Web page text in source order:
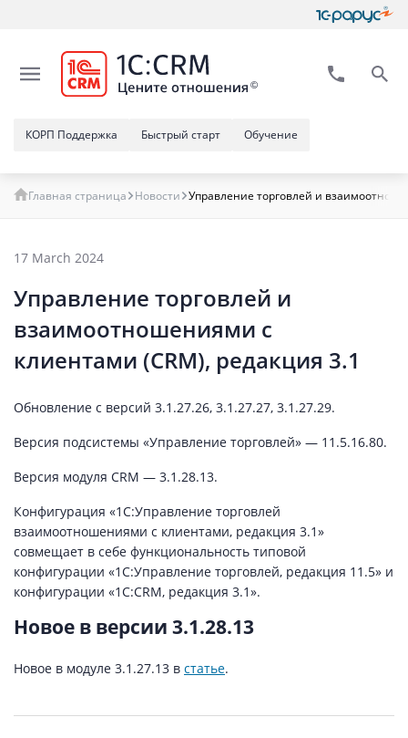
Обучение
Быстрый старт
КОРП Поддержка
Главная страница Новости Управление торговлей и
17 March 2024
Управление торговлей и
взаимоотношениями с
клиентами (CRM), редакция 3.1
Обновление с версий 3.1.27.26, 3.1.27.27, 3.1.27.29.
Версия подсистемы «Управление торговлей» — 11.5.16.80.
Версия модуля CRM — 3.1.28.13.
Конфигурация «1С:Управление торговлей
взаимоотношениями с клиентами, редакция 3.1»
совмещает в себе функциональность типовой
конфигурации «1С:Управление торговлей, редакция 11.5» и
конфигурации «1С:CRM, редакция 3.1».
Новое в версии 3.1.28.13
Новое в модуле 3.1.27.13 в статье.